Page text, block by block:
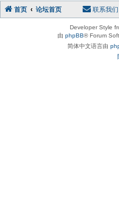
首页 论坛首页 联系我们
Developer Style
由 phpBB® Forum
简体中文语言由